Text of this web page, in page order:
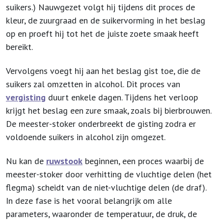
suikers.) Nauwgezet volgt hij tijdens dit proces de
kleur, de zuurgraad en de suikervorming in het beslag
op en proeft hij tot het de juiste zoete smaak heeft
bereikt.
Vervolgens voegt hij aan het beslag gist toe, die de
suikers zal omzetten in alcohol. Dit proces van
vergisting duurt enkele dagen. Tijdens het verloop
krijgt het beslag een zure smaak, zoals bij bierbrouwen.
De meester-stoker onderbreekt de gisting zodra er
voldoende suikers in alcohol zijn omgezet.
Nu kan de ruwstook beginnen, een proces waarbij de
meester-stoker door verhitting de vluchtige delen (het
flegma) scheidt van de niet-vluchtige delen (de draf).
In deze fase is het vooral belangrijk om alle
parameters, waaronder de temperatuur, de druk, de